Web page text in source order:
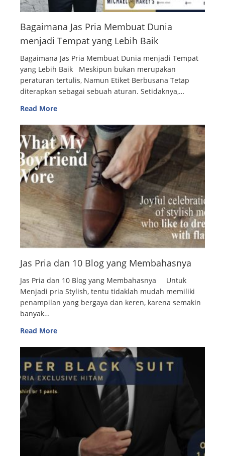
Bagaimana Jas Pria Membuat Dunia
menjadi Tempat yang Lebih Baik
Bagaimana Jas Pria Membuat Dunia menjadi Tempat
yang Lebih Baik Meskipun bukan merupakan
peraturan tertulis, Namun Etiket Berbusana Tetap
diterapkan sebagai sebuah aturan. Setidaknya,…
Read More
Jas Pria dan 10 Blog yang Membahasnya
Jas Pria dan 10 Blog yang Membahasnya Untuk
Menjadi pria Stylish, tentu tidaklah mudah memiliki
penampilan yang bergaya dan keren, karena semakin
banyak…
Read More